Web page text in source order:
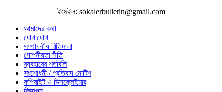
ইমেইল: sokalerbulletin@gmail.com
আমাদের কথা
যোগাযোগ
সম্পাদকীয় নীতিমালা
গোপনীয়তা নীতি
ব্যবহারের শর্তাবলি
সংশোধনী / প্রতিবাদ নোটিশ
কপিরাইট ও ডিসক্লেইমার